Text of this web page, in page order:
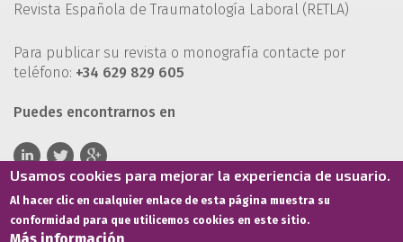
Revista Española de Traumatología Laboral (RETLA)
Para publicar su revista o monografía contacte por
teléfono: +34 629 829 605
Puedes encontrarnos en
Usamos cookies para mejorar la experiencia de usuario.
Al hacer clic en cualquier enlace de esta página muestra su
conformidad para que utilicemos cookies en este sitio.